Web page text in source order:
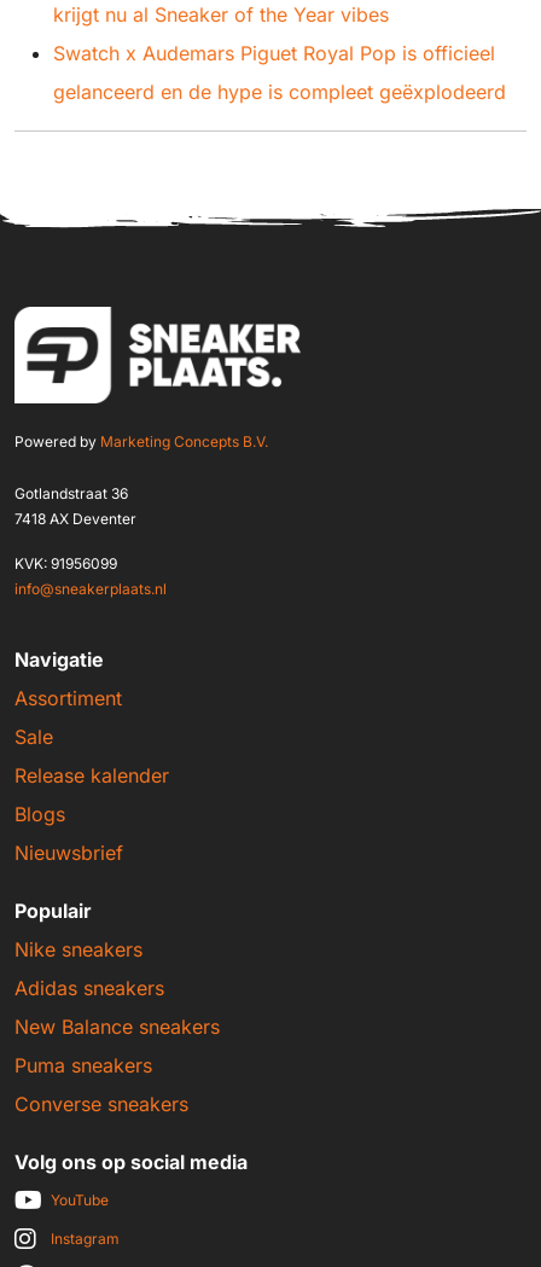
krijgt nu al Sneaker of the Year vibes
Swatch x Audemars Piguet Royal Pop is officieel
gelanceerd en de hype is compleet geëxplodeerd
Powered by Marketing Concepts B.V.
Gotlandstraat 36
7418 AX Deventer
KVK: 91956099
info@sneakerplaats.nl
Navigatie
Assortiment
Sale
Release kalender
Blogs
Nieuwsbrief
Populair
Nike sneakers
Adidas sneakers
New Balance sneakers
Puma sneakers
Converse sneakers
Volg ons op social media
YouTube
Instagram